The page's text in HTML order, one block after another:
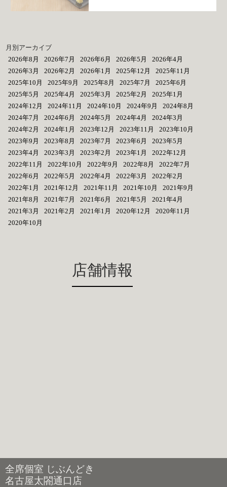
月別アーカイブ
2026年8月
2026年7月 2026年6月 2026年5月
2026年4月
2026年3月
2026年2月 2026年1月 2025年12月
2025年11月
2025年10月
2025年9月 2025年8月 2025年7月
2025年6月
2025年5月
2025年4月 2025年3月 2025年2月
2025年1月
2024年12月
2024年11月 2024年10月 2024年9月
2024年8月
2024年7月
2024年6月 2024年5月 2024年4月
2024年3月
2024年2月
2024年1月 2023年12月 2023年11月
2023年10月
2023年9月
2023年8月 2023年7月 2023年6月
2023年5月
2023年4月
2023年3月 2023年2月 2023年1月
2022年12月
2022年11月
2022年10月 2022年9月 2022年8月
2022年7月
2022年6月
2022年5月 2022年4月 2022年3月
2022年2月
2022年1月
2021年12月 2021年11月 2021年10月
2021年9月
2021年8月
2021年7月 2021年6月 2021年5月
2021年4月
2021年3月
2021年2月 2021年1月 2020年12月
2020年11月
2020年10月
店舗情報
全席個室 じぶんどき
名古屋太閤通口店